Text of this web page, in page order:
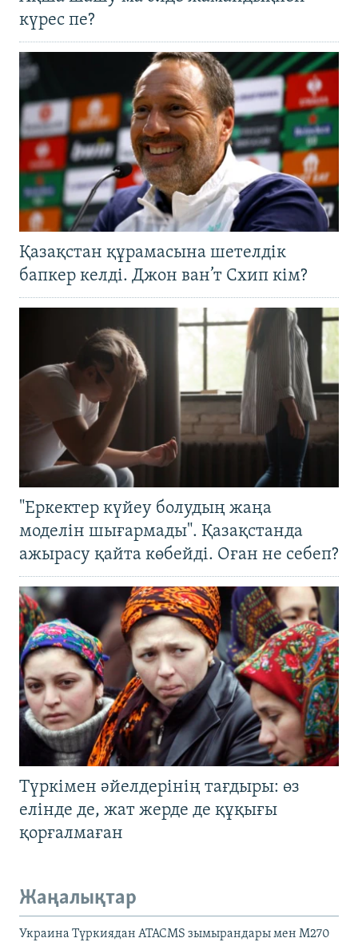
күрес пе?
Қазақстан құрамасына шетелдік
бапкер келді. Джон ван’т Схип кім?
"Еркектер күйеу болудың жаңа
моделін шығармады". Қазақстанда
ажырасу қайта көбейді. Оған не себеп?
Түркімен әйелдерінің тағдыры: өз
елінде де, жат жерде де құқығы
қорғалмаған
Жаңалықтар
Украина Түркиядан ATACMS зымырандары мен M270